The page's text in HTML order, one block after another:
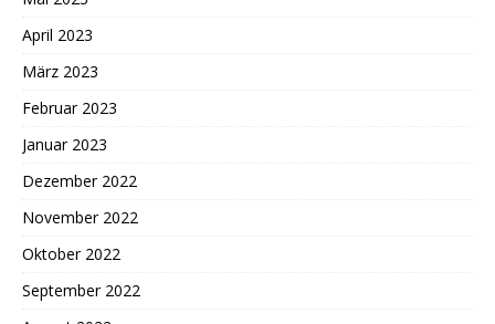
April 2023
März 2023
Februar 2023
Januar 2023
Dezember 2022
November 2022
Oktober 2022
September 2022